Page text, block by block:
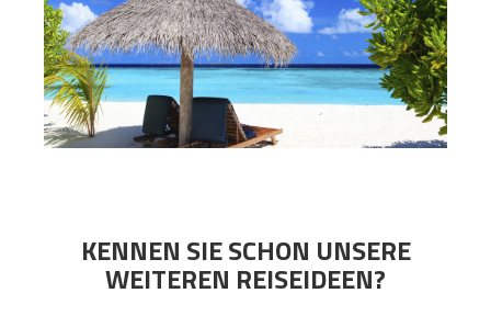
KENNEN SIE SCHON UNSERE
WEITEREN REISEIDEEN?